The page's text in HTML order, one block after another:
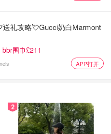
送礼攻略💘Gucci奶白Marmont
围巾£211
APP打开
2